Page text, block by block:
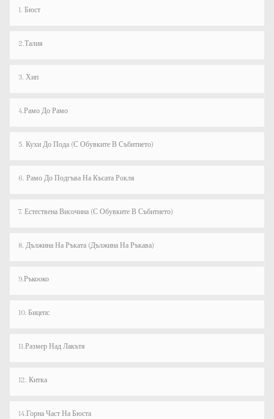
1. Бюст
2.Талия
3. Хип
4.рамо До Рамо
5. Кухи До Пода (с Обувките В Събитието)
6. Рамо До Подгъва На Късата Рокля
7. Естествена Височина (с Обувките В Събитието)
8. Дължина На Ръката (дължина На Ръкава)
9.Ръкооко
10. Бицепс
11.Размер Над Лакътя
12. Китка
14.Горна Част На Бюста